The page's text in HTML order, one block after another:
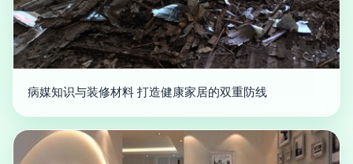
病媒知识与装修材料 打造健康家居的双重防线